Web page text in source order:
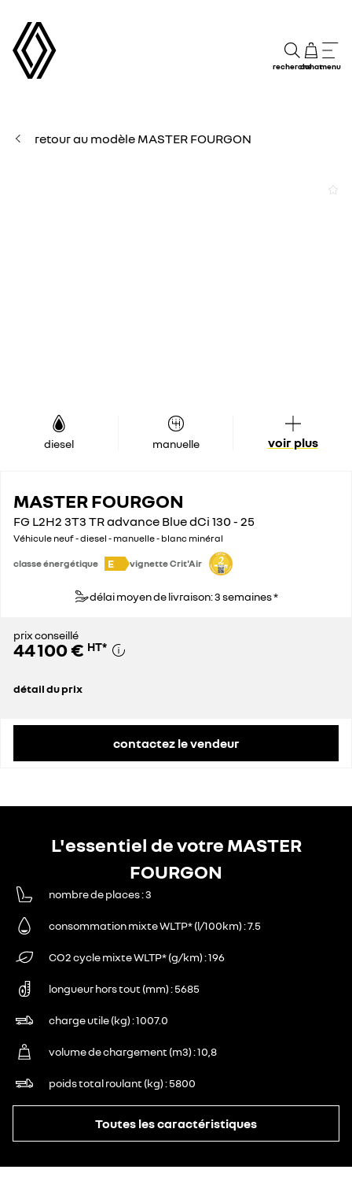
rechercheachatmenu
retour au modèle MASTER FOURGON
diesel manuelle voir plus
MASTER FOURGON
FG L2H2 3T3 TR advance Blue dCi 130 - 25
Véhicule neuf - diesel - manuelle - blanc minéral
classe énergétique E vignette Crit'Air
délai moyen de livraison: 3 semaines *
prix conseillé
44 100 € HT*
détail du prix
contactez le vendeur
L'essentiel de votre MASTER
FOURGON
nombre de places 3
consommation mixte WLTP* (l/100km) 7.5
CO2 cycle mixte WLTP* (g/km) 196
longueur hors tout (mm) 5685
charge utile (kg) 1007.0
volume de chargement (m3) 10,8
poids total roulant (kg) 5800
Toutes les caractéristiques